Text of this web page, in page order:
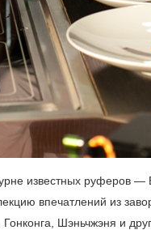
известных руферов
впечатлений из
Шэньчжэня и